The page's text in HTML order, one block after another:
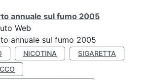
annuale sul fumo 2005
Web
annuale sul fumo 2005
NICOTINA
SIGARETTA